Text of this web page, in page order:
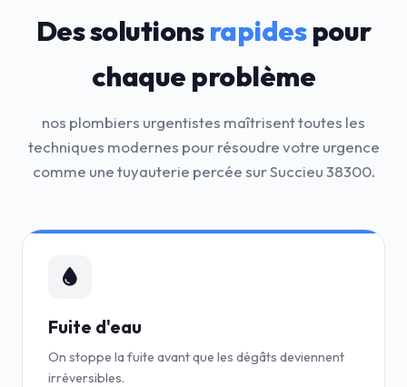
Des solutionsrapidespour
chaque problème
nos plombiers urgentistes maîtrisent toutes les
techniques modernes pour résoudre votre urgence
comme une tuyauterie percée sur Succieu 38300.
Fuite d'eau
On stoppe la fuite avant que les dégâts deviennent
irréversibles.